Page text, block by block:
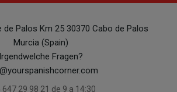
de Palos Km 25 30370 Cabo de Palos
Murcia (Spain)
Irgendwelche Fragen?
647 29 98 21 de 9 a 14:30